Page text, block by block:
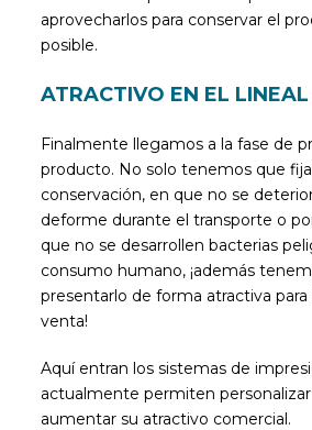
aprovecharlos para conservar el
posible.
ATRACTIVO EN EL LINEAL
Finalmente llegamos a la fase de
producto. No solo tenemos que
conservación, en que no se
deforme durante el transporte o
que no se desarrollen bacterias
consumo humano, ¡además
presentarlo de forma atractiva
venta!
Aquí entran los sistemas de
actualmente permiten
aumentar su atractivo comercial.